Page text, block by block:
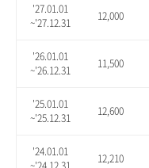
'27.01.01
~'27.12.31
12,000
'26.01.01
~'26.12.31
11,500
'25.01.01
~'25.12.31
12,600
'24.01.01
12,210